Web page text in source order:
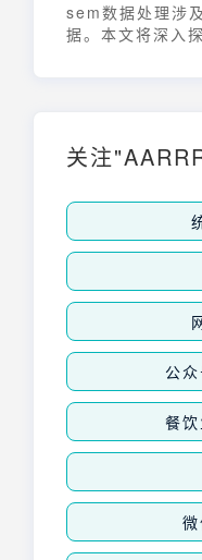
sem数据处理涉
据。本文将深入
关注
公
餐